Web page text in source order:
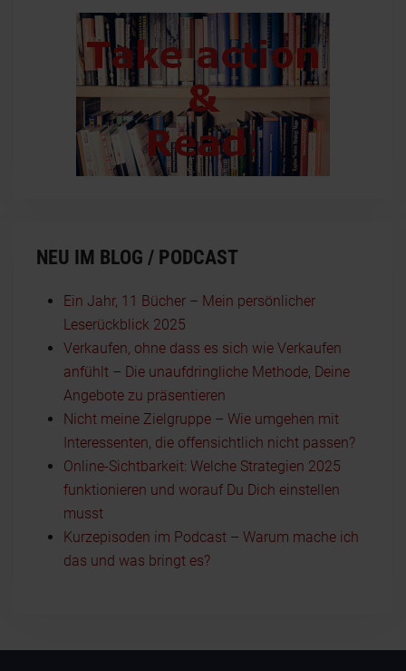
NEU IM BLOG / PODCAST
Ein Jahr, 11 Bücher – Mein persönlicher
Leserückblick 2025
Verkaufen, ohne dass es sich wie Verkaufen
anfühlt – Die unaufdringliche Methode, Deine
Angebote zu präsentieren
Nicht meine Zielgruppe – Wie umgehen mit
Interessenten, die offensichtlich nicht passen?
Online-Sichtbarkeit: Welche Strategien 2025
funktionieren und worauf Du Dich einstellen
musst
Kurzepisoden im Podcast – Warum mache ich
das und was bringt es?